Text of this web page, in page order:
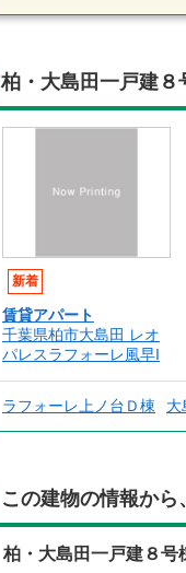
柏・大島田一戸建８
新着
賃貸アパート
千葉県柏市大島田 レオ
パレスラフォーレ風早I
ラフォーレ上ノ台Ｄ棟 大
この建物の情報か
柏・大島田一戸建８号